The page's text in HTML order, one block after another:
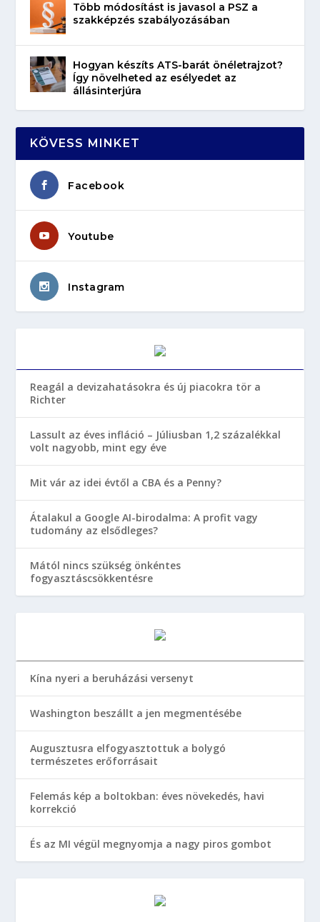
Több módosítást is javasol a PSZ a
szakképzés szabályozásában
Hogyan készíts ATS-barát önéletrajzot?
Így növelheted az esélyedet az
állásinterjúra
KÖVESS MINKET
Facebook
Youtube
Instagram
Reagál a devizahatásokra és új piacokra tör a
Richter
Lassult az éves infláció – Júliusban 1,2 százalékkal
volt nagyobb, mint egy éve
Mit vár az idei évtől a CBA és a Penny?
Átalakul a Google AI-birodalma: A profit vagy
tudomány az elsődleges?
Mától nincs szükség önkéntes
fogyasztáscsökkentésre
Kína nyeri a beruházási versenyt
Washington beszállt a jen megmentésébe
Augusztusra elfogyasztottuk a bolygó
természetes erőforrásait
Felemás kép a boltokban: éves növekedés, havi
korrekció
És az MI végül megnyomja a nagy piros gombot